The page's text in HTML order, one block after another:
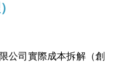
公司實際成本拆解（創